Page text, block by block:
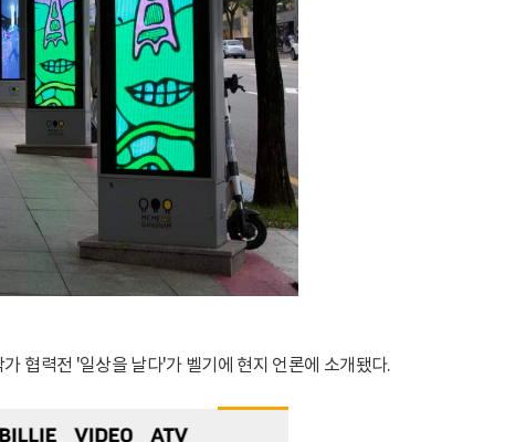
협력전 '일상을 날다'가 벨기에 현지 언론에 소개됐다.